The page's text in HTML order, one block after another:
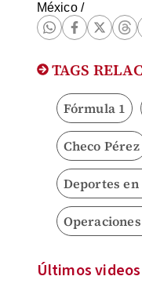
México/
TAGS
Fórmula 1
Checo Pérez
Deportes
Últimos videos